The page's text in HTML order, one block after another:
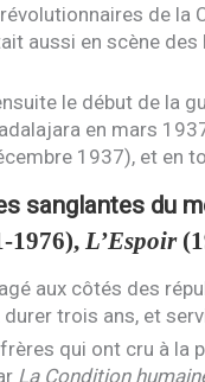
de
aussi en scène des
le début de la
en mars
1937), et en
sanglantes du
1976),L’Espoir
aux côtés des
trois ans, et
qui ont cru à la
La Condition